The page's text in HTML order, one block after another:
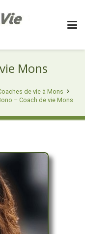
Mons
de vie à Mons
– Coach de vie Mons